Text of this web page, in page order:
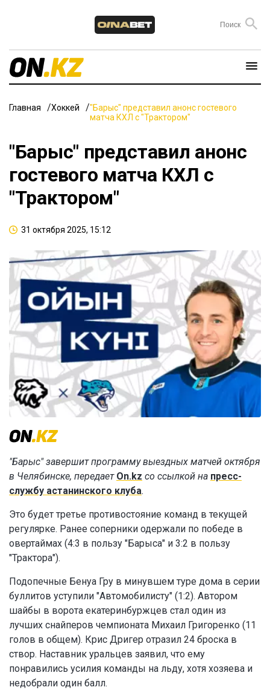
Главная Хоккей
"Барыс" представил анонс гостевого
матча КХЛ с "Трактором"
"Барыс" представил анонс
гостевого матча КХЛ с
"Трактором"
31 октября 2025, 15:12
"Барыс" завершит программу выездных матчей октября
в Челябинске, передает On.kz со ссылкой на пресс-
службу астанинского клуба.
Это будет третье противостояние команд в текущей
регулярке. Ранее соперники одержали по победе в
овертаймах (4:3 в пользу "Барыса" и 3:2 в пользу
"Трактора").
Подопечные Бенуа Гру в минувшем туре дома в серии
буллитов уступили "Автомобилисту" (1:2). Автором
шайбы в ворота екатеринбуржцев стал один из
лучших снайперов чемпионата Михаил Григоренко (11
голов в общем). Крис Дригер отразил 24 броска в
створ. Наставник уральцев заявил, что ему
понравились усилия команды на льду, хотя хозяева и
недобрали один балл.